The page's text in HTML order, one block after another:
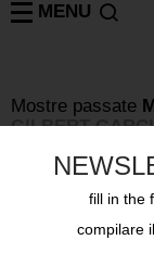
MENU
Mostre passate
GILBERT
fill in the
compilare